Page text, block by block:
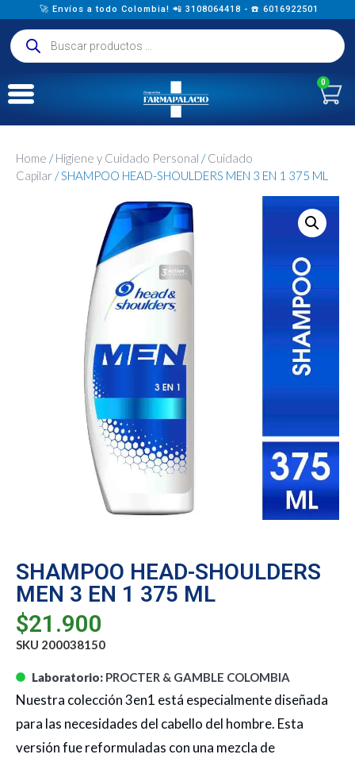
🚀 Envíos a todo Colombia! 📲 3108064418 - ☎️ 6016922501
0
Home /Higiene y Cuidado Personal /Cuidado
Capilar / SHAMPOO HEAD-SHOULDERS MEN 3 EN 1 375 ML
SHAMPOO HEAD-SHOULDERS
MEN 3 EN 1 375 ML
$21.900
SKU 200038150
Laboratorio: PROCTER & GAMBLE COLOMBIA
Nuestra colección 3en1 está especialmente diseñada
para las necesidades del cabello del hombre. Esta
versión fue reformuladas con una mezcla de